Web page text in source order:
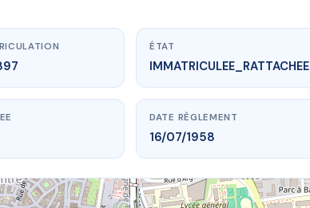
ÉTAT
IMMATRICULEE_RATTACHEE
DATE RÈGLEMENT
16/07/1958